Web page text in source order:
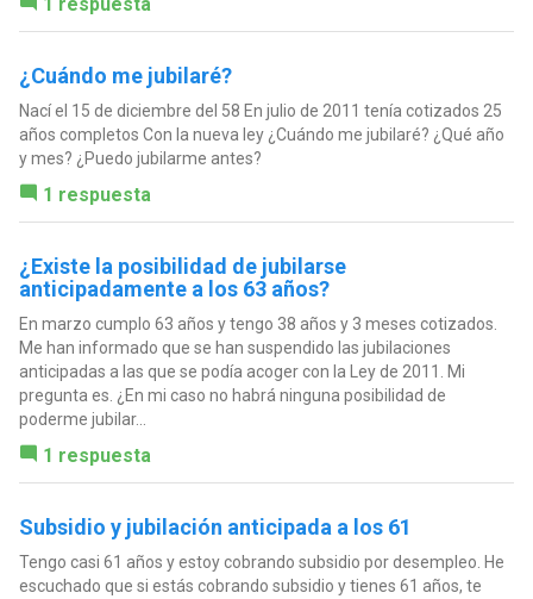
¿Cuándo me jubilaré?
Nací el 15 de diciembre del 58 En julio de 2011 tenía cotizados 25
años completos Con la nueva ley ¿Cuándo me jubilaré? ¿Qué año
y mes? ¿Puedo jubilarme antes?
1 respuesta
¿Existe la posibilidad de jubilarse
anticipadamente a los 63 años?
En marzo cumplo 63 años y tengo 38 años y 3 meses cotizados.
Me han informado que se han suspendido las jubilaciones
anticipadas a las que se podía acoger con la Ley de 2011. Mi
pregunta es. ¿En mi caso no habrá ninguna posibilidad de
poderme jubilar...
1 respuesta
Subsidio y jubilación anticipada a los 61
Tengo casi 61 años y estoy cobrando subsidio por desempleo. He
escuchado que si estás cobrando subsidio y tienes 61 años, te